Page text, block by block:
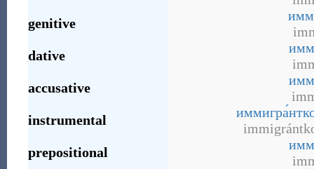
genitive
dative
accusative
instrumental
prepositional